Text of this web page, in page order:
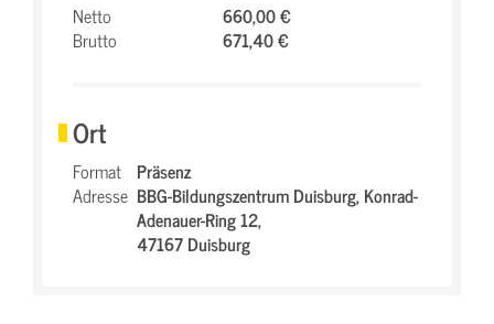
Netto
660,00 €
Brutto
671,40 €
Ort
Format Präsenz
Adresse BBG-Bildungszentrum Duisburg,Konrad-
Adenauer-Ring 12,
47167 Duisburg